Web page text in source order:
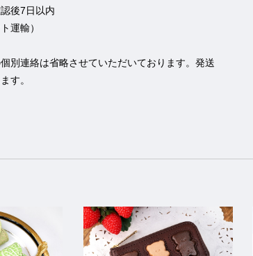
後7日以内
運輸）
別連絡は省略させていただいております。発送
す。